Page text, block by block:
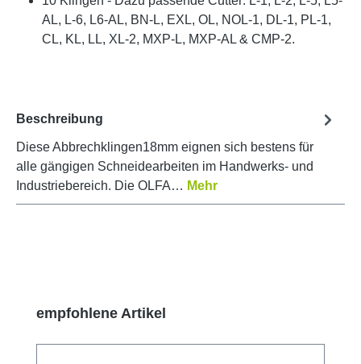
AL, L-6, L6-AL, BN-L, EXL, OL, NOL-1, DL-1, PL-1,
CL, KL, LL, XL-2, MXP-L, MXP-AL & CMP-2.
Beschreibung
Diese Abbrechklingen18mm eignen sich bestens für
alle gängigen Schneidearbeiten im Handwerks- und
Industriebereich. Die OLFA… Mehr
Produktgalerie überspringen
empfohlene Artikel